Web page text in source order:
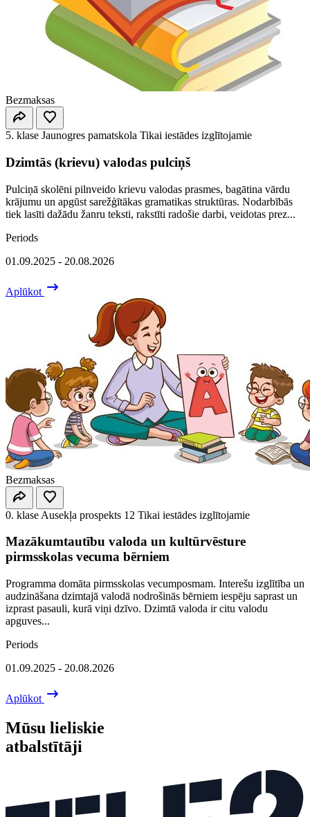
Bezmaksas
5. klase Jaunogres pamatskola Tikai iestādes izglītojamie
Dzimtās (krievu) valodas pulciņš
Pulciņā skolēni pilnveido krievu valodas prasmes, bagātina vārdu
krājumu un apgūst sarežģītākas gramatikas struktūras. Nodarbībās
tiek lasīti dažādu žanru teksti, rakstīti radošie darbi, veidotas prez...
Periods
01.09.2025 - 20.08.2026
Aplūkot
Bezmaksas
0. klase Ausekļa prospekts 12 Tikai iestādes izglītojamie
Mazākumtautību valoda un kultūrvēsture
pirmsskolas vecuma bērniem
Programma domāta pirmsskolas vecumposmam. Interešu izglītība un
audzināšana dzimtajā valodā nodrošinās bērniem iespēju saprast un
izprast pasauli, kurā viņi dzīvo. Dzimtā valoda ir citu valodu
apguves...
Periods
01.09.2025 - 20.08.2026
Aplūkot
Mūsu lieliskie
atbalstītāji